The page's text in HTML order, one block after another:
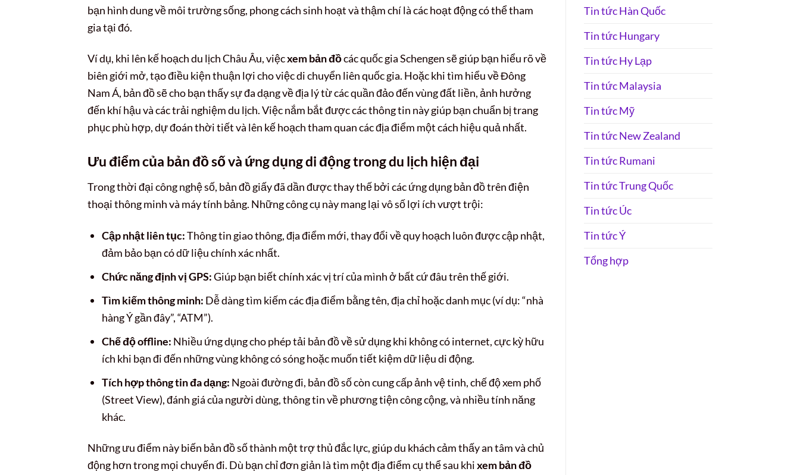
bạn hình dung về môi trường sống, phong cách sinh hoạt và thậm chí là các hoạt động có thể tham
gia tại đó.
Ví dụ, khi lên kế hoạch du lịch Châu Âu, việcxem bản đồcác quốc gia Schengen sẽ giúp bạn hiểu rõ về
biên giới mở, tạo điều kiện thuận lợi cho việc di chuyển liên quốc gia. Hoặc khi tìm hiểu về Đông
Nam Á, bản đồ sẽ cho bạn thấy sự đa dạng về địa lý từ các quần đảo đến vùng đất liền, ảnh hưởng
đến khí hậu và các trải nghiệm du lịch. Việc nắm bắt được các thông tin này giúp bạn chuẩn bị trang
phục phù hợp, dự đoán thời tiết và lên kế hoạch tham quan các địa điểm một cách hiệu quả nhất.
Ưu điểm của bản đồ số và ứng dụng di động trong du lịch hiện đại
Trong thời đại công nghệ số, bản đồ giấy đã dần được thay thế bởi các ứng dụng bản đồ trên điện
thoại thông minh và máy tính bảng. Những công cụ này mang lại vô số lợi ích vượt trội:
Cập nhật liên tục:Thông tin giao thông, địa điểm mới, thay đổi về quy hoạch luôn được cập nhật,
đảm bảo bạn có dữ liệu chính xác nhất.
Chức năng định vị GPS:Giúp bạn biết chính xác vị trí của mình ở bất cứ đâu trên thế giới.
Tìm kiếm thông minh: Dễ dàng tìm kiếm các địa điểm bằng tên, địa chỉ hoặc danh mục (ví dụ: “nhà
hàng Ý gần đây”, “ATM”).
Chế độ offline: Nhiều ứng dụng cho phép tải bản đồ về sử dụng khi không có internet, cực kỳ hữu
ích khi bạn đi đến những vùng không có sóng hoặc muốn tiết kiệm dữ liệu di động.
Tích hợp thông tin đa dạng: Ngoài đường đi, bản đồ số còn cung cấp ảnh vệ tinh, chế độ xem phố
(Street View), đánh giá của người dùng, thông tin về phương tiện công cộng, và nhiều tính năng
khác.
Những ưu điểm này biến bản đồ số thành một trợ thủ đắc lực, giúp du khách cảm thấy an tâm và chủ
động hơn trong mọi chuyến đi. Dù bạn chỉ đơn giản là tìm một địa điểm cụ thể sau khixem bản đồ
Tin tức Hàn Quốc
Tin tức Hungary
Tin tức Hy Lạp
Tin tức Malaysia
Tin tức Mỹ
Tin tức New Zealand
Tin tức Rumani
Tin tức Trung Quốc
Tin tức Úc
Tin tức Ý
Tổng hợp